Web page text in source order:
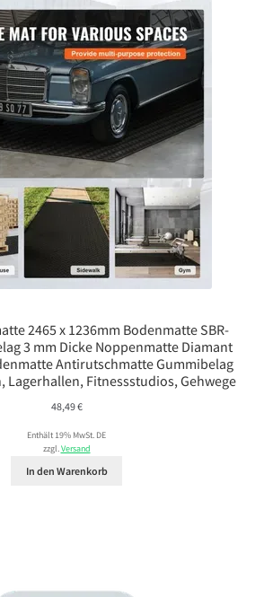
2465 x 1236mm Bodenmatte SBR-
3 mm Dicke Noppenmatte Diamant
Antirutschmatte Gummibelag
Lagerhallen, Fitnessstudios, Gehwege
48,49€
Enthält 19% MwSt. DE
zzgl.Versand
In den Warenkorb